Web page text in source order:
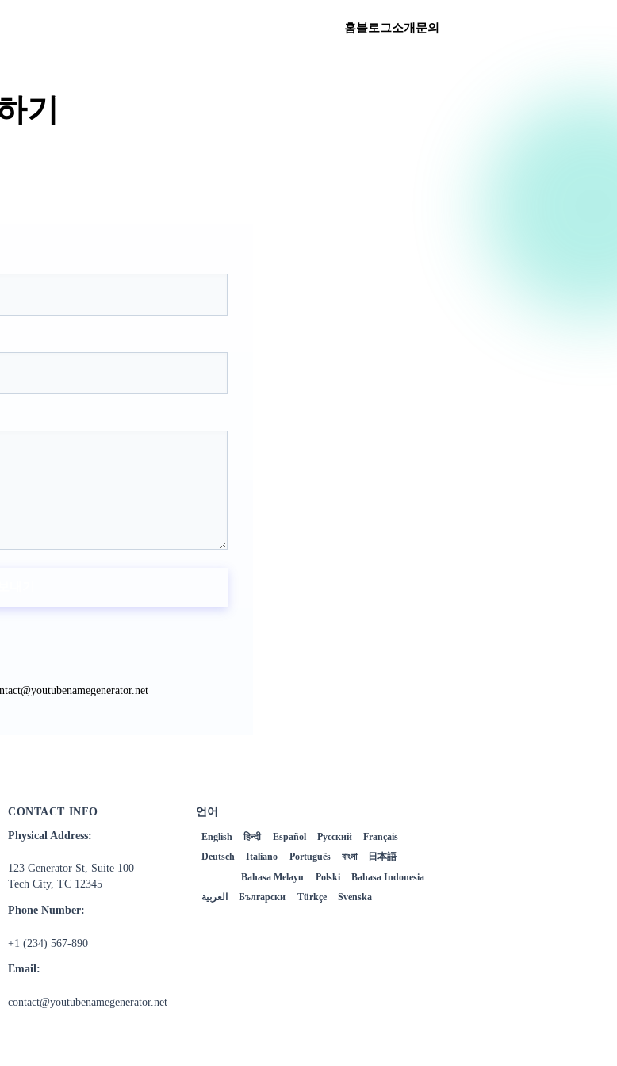
홈블로그소개문의
기
CONTACT INFO
Physical Address:
123 Generator St, Suite 100
Tech City, TC 12345
Phone Number:
+1 (234) 567-890
Email:
contact@youtubenamegenerator.net
언어
English हिन्दी Español Русский
Français
Deutsch
Italiano Português বাংলা
日本語
Bahasa Melayu Polski
Bahasa Indonesia
العربية
Български Türkçe Svenska